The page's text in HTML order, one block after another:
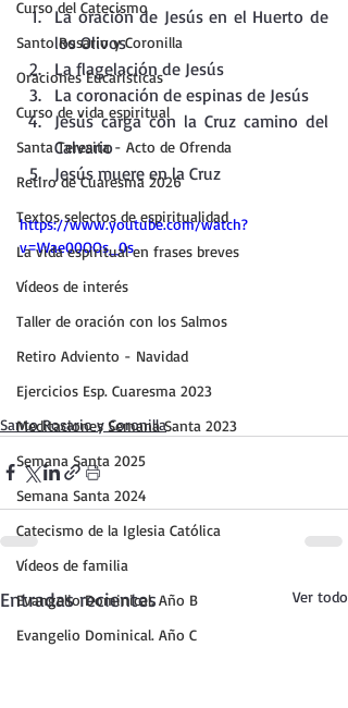
Curso del Catecismo
Santo Rosario y Coronilla
Oraciones Eucarísticas
Curso de vida espiritual
Santa Teresita - Acto de Ofrenda
Retiro de Cuaresma 2026
Textos selectos de espiritualidad
La vida espiritual en frases breves
Vídeos de interés
Taller de oración con los Salmos
Retiro Adviento - Navidad
Ejercicios Esp. Cuaresma 2023
Meditaciones Semana Santa 2023
Semana Santa 2025
Semana Santa 2024
Catecismo de la Iglesia Católica
Vídeos de familia
Evangelio Dominical. Año B
Evangelio Dominical. Año C
La oración de Jesús en el Huerto de
los Olivos
La flagelación de Jesús
La coronación de espinas de Jesús
Jesús carga con la Cruz camino del
Calvario
Jesús muere en la Cruz
https://www.youtube.com/watch?
v=Wae00OOs_0s
Santo Rosario y Coronilla
Entradas recientes Ver todo